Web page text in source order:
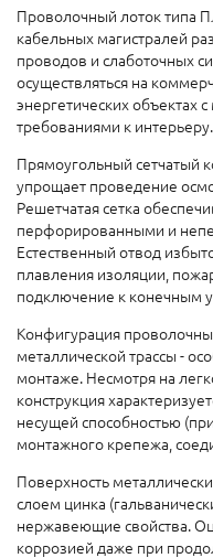
Проволочный лоток типа
кабельных магистралей
проводов и слаботочных
осуществляться на
энергетических объектах
требованиями к интерьеру.
Прямоугольный сетчатый
упрощает проведение
Решетчатая сетка
перфорированными и
Естественный отвод
плавления изоляции,
подключение к конечным
Конфигурация
металлической трассы -
монтаже. Несмотря на
конструкция
несущей способностью
монтажного крепежа,
Поверхность
слоем цинка
нержавеющие свойства.
коррозией даже при